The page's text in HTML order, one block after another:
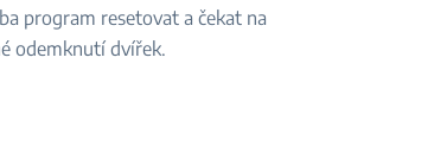
program resetovat a čekat na
odemknutí dvířek.